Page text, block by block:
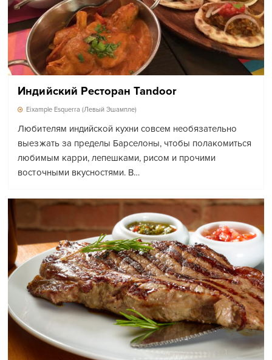
Индийский Ресторан Tandoor
Eixample Esquerra (Левый Эшампле)
Любителям индийской кухни совсем необязательно
выезжать за пределы Барселоны, чтобы полакомиться
любимым карри, лепешками, рисом и прочими
восточными вкусностями. В…